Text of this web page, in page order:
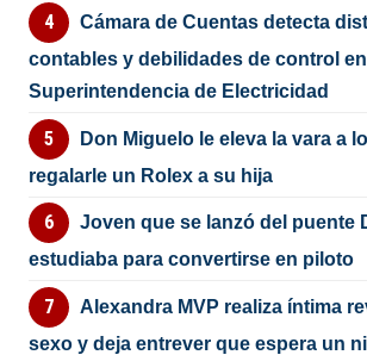
Cámara de Cuentas detecta
contables y debilidades de control
Superintendencia de Electricidad
Don Miguelo le eleva la vara a
regalarle un Rolex a su hija
Joven que se lanzó del puente
estudiaba para convertirse en piloto
Alexandra MVP realiza íntima
sexo y deja entrever que espera un